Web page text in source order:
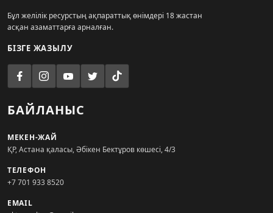
Бұл желілік ресурстың ақпараттық өнімдері 18 жастан
асқан азаматтарға арналған.
БІЗГЕ ЖАЗЫЛУ
БАЙЛАНЫС
МЕКЕН-ЖАЙ
ҚР, Астана қаласы, Әбікен Бектұров көшесі, 4/3
ТЕЛЕФОН
+7 701 933 8520
EMAIL